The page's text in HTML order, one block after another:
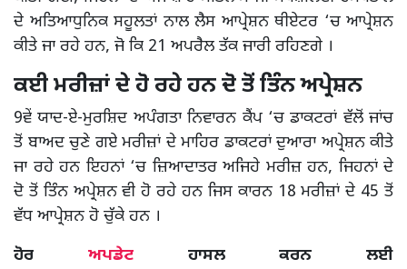
ਦੇ ਅਤਿਆਧੁਨਿਕ ਸਹੂਲਤਾਂ ਨਾਲ ਲੈਸ ਆਪ੍ਰੇਸ਼ਨ ਥੀਏਟਰ ‘ਚ ਆਪ੍ਰੇਸ਼ਨ
ਕੀਤੇ ਜਾ ਰਹੇ ਹਨ, ਜੋ ਕਿ 21 ਅਪਰੈਲ ਤੱਕ ਜਾਰੀ ਰਹਿਣਗੇ ।
ਕਈ ਮਰੀਜ਼ਾਂ ਦੇ ਹੋ ਰਹੇ ਹਨ ਦੋ ਤੋਂ ਤਿੰਨ ਅਪ੍ਰੇਸ਼ਨ
9ਵੇਂ ਯਾਦ-ਏ-ਮੁਰਸ਼ਿਦ ਅਪੰਗਤਾ ਨਿਵਾਰਨ ਕੈਂਪ ‘ਚ ਡਾਕਟਰਾਂ ਵੱਲੋਂ ਜਾਂਚ
ਤੋਂ ਬਾਅਦ ਚੁਣੇ ਗਏ ਮਰੀਜ਼ਾਂ ਦੇ ਮਾਹਿਰ ਡਾਕਟਰਾਂ ਦੁਆਰਾ ਅਪ੍ਰੇਸ਼ਨ ਕੀਤੇ
ਜਾ ਰਹੇ ਹਨ ਇਹਨਾਂ ‘ਚ ਜ਼ਿਆਦਾਤਰ ਅਜਿਹੇ ਮਰੀਜ਼ ਹਨ, ਜਿਹਨਾਂ ਦੇ
ਦੋ ਤੋਂ ਤਿੰਨ ਅਪ੍ਰੇਸ਼ਨ ਵੀ ਹੋ ਰਹੇ ਹਨ ਜਿਸ ਕਾਰਨ 18 ਮਰੀਜ਼ਾਂ ਦੇ 45 ਤੋਂ
ਵੱਧ ਆਪ੍ਰੇਸ਼ਨ ਹੋ ਚੁੱਕੇ ਹਨ ।
ਹੋਰ ਅਪਡੇਟਹਾਸਲ ਕਰਨ ਲਈ